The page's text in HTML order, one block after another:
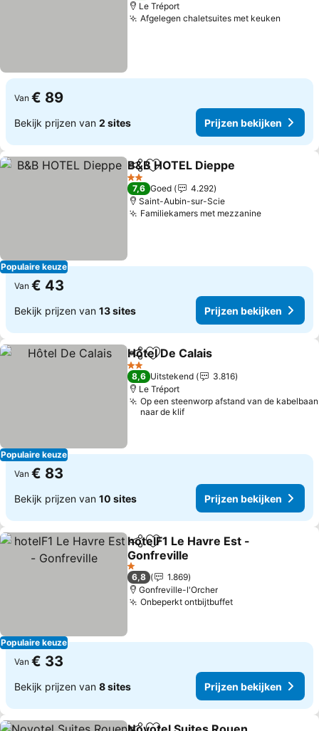
Le Tréport
Afgelegen chaletsuites met keuken
Van € 89
Bekijk prijzen van 2 sites Prijzen bekijken
Populaire keuze
DelenToevoegen aan favorieten
B&B HOTEL Dieppe
2 Sterren
7,6 Goed
4.292
Saint-Aubin-sur-Scie
Familiekamers met mezzanine
Van € 43
Bekijk prijzen van 13 sites Prijzen bekijken
Populaire keuze
DelenToevoegen aan favorieten
Hôtel De Calais
2 Sterren
8,6 Uitstekend
3.816
Le Tréport
Op een steenworp afstand van de kabelbaan
naar de klif
Van € 83
Bekijk prijzen van 10 sites Prijzen bekijken
Populaire keuze
DelenToevoegen aan favorieten
hotelF1 Le Havre Est -
Gonfreville
1 Sterren
6,8
1.869
Gonfreville-l'Orcher
Onbeperkt ontbijtbuffet
Van € 33
Bekijk prijzen van 8 sites Prijzen bekijken